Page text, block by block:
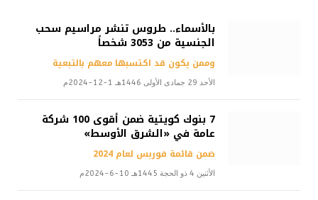
بالأسماء.. طروس تنشر مراسيم سحب
الجنسية من 3053 شخصاً
وممن يكون قد اكتسبها معهم بالتبعية
الأحد 29 جمادى الأولى 1446هـ 1-12-2024م
7 بنوك كويتية ضمن أقوى 100 شركة
عامة في «الشرق الأوسط»
ضمن قائمة فوربس لعام 2024
الأثنين 4 ذو الحجة 1445هـ 10-6-2024م